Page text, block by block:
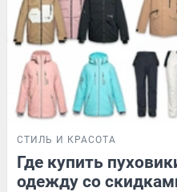
СТИЛЬ И КРАСОТА
Где купить
одежду со